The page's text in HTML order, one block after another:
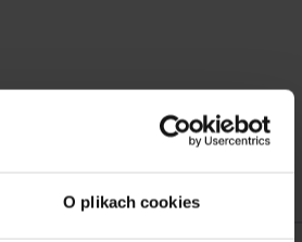
O plikach cookies